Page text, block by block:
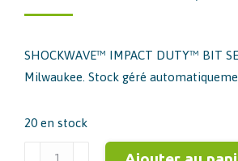
était :
66,55 €.
est :
30,00 €.
SHOCKWAVE™ IMPACT DUTY™ BIT
Milwaukee. Stock géré
20 en stock
quantité